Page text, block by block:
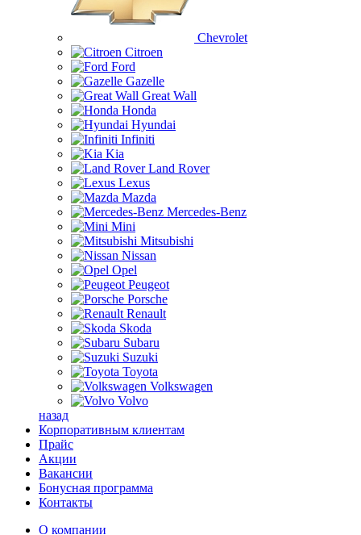
Chevrolet
Citroen
Ford
Gazelle
Great Wall
Honda
Hyundai
Infiniti
Kia
Land Rover
Lexus
Mazda
Mercedes-Benz
Mini
Mitsubishi
Nissan
Opel
Peugeot
Porsche
Renault
Skoda
Subaru
Suzuki
Toyota
Volkswagen
Volvo
назад
Корпоративным клиентам
Прайс
Акции
Вакансии
Бонусная программа
Контакты
О компании